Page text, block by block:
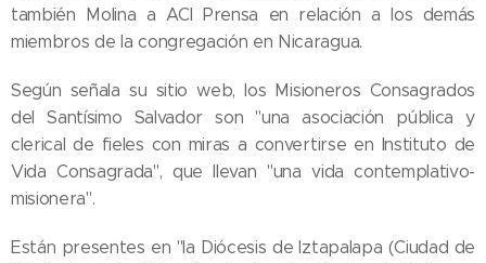
también Molina a ACI Prensa en relación a los demás
miembros de la congregación en Nicaragua.
Según señala su sitio web, los Misioneros Consagrados
del Santísimo Salvador son "una asociación pública y
clerical de fieles con miras a convertirse en Instituto de
Vida Consagrada", que llevan "una vida contemplativo-
misionera".
Están presentes en "la Diócesis de Iztapalapa (Ciudad de